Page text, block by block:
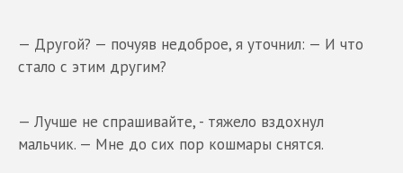
— Другой? — почуяв недоброе, я уточнил: — И что
стало с этим другим?
— Лучше не спрашивайте, - тяжело вздохнул
мальчик. — Мне до сих пор кошмары снятся.